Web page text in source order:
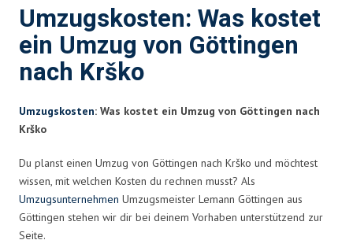
Umzugskosten: Was kostet
ein Umzug von Göttingen
nach Krško
Umzugskosten: Was kostet ein Umzug von Göttingen nach
Krško
Du planst einen Umzug von Göttingen nach Krško und möchtest
wissen, mit welchen Kosten du rechnen musst? Als
Umzugsunternehmen Umzugsmeister Lemann Göttingen aus
Göttingen stehen wir dir bei deinem Vorhaben unterstützend zur
Seite.